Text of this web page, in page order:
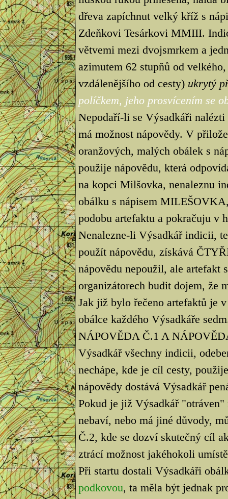
dřeva zapíchnut velký kříž s
Zdeňkovi Tesárkovi MMIII.
větvemi mezi dvojsmrkem a
azimutem 62 stupňů od
vzdálenějšího od cesty) ukrytý
políčkem, jeho prosvícením se
Nepodaří-li se Výsadkáři
má možnost nápovědy. V
oranžových, malých obálek s
použije nápovědu, která
na kopci Milšovka, nenaleznu
obálku s nápisem
podobu artefaktu a pokračuju v
Nenalezne-li Výsadkář indicii,
použít nápovědu, získává
nápovědu nepoužil, ale artefakt
organizátorech budit dojem, že
Jak již bylo řečeno artefaktů je
obálce každého Výsadkáře
NÁPOVĚDA Č.1 A
Výsadkář všechny indicii,
nechápe, kde je cíl cesty,
nápovědy dostává Výsadkář
Pokud je již Výsadkář "otráven"
nebaví, nebo má jiné důvody,
Č.2, kde se dozví skutečný cíl
ztrácí možnost jakéhokoli
Při startu dostali Výsadkáři
podkovou, ta měla být jednak